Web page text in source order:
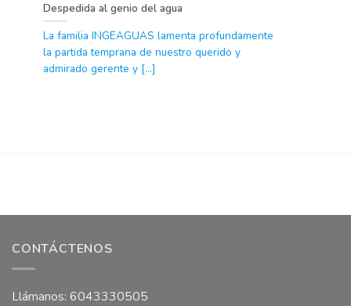
Despedida al genio del agua
La familia INGEAGUAS lamenta profundamente
la partida temprana de nuestro querido y
admirado gerente y [...]
CONTÁCTENOS
Llámanos: 6043330505